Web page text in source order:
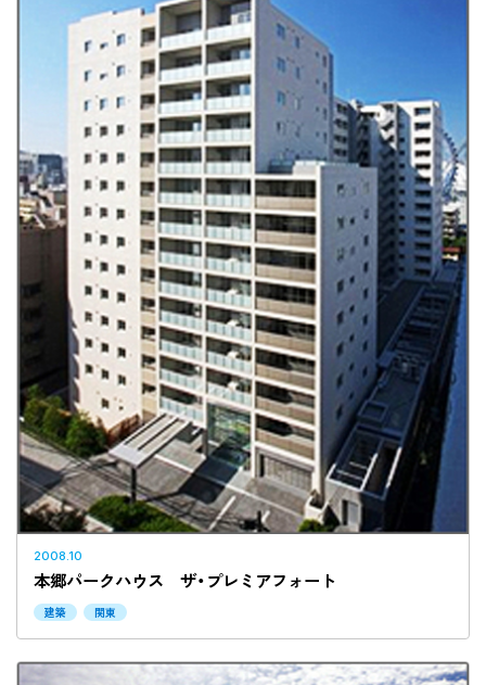
2008.10
本郷パークハウス ザ・プレミアフォート
建築 関東